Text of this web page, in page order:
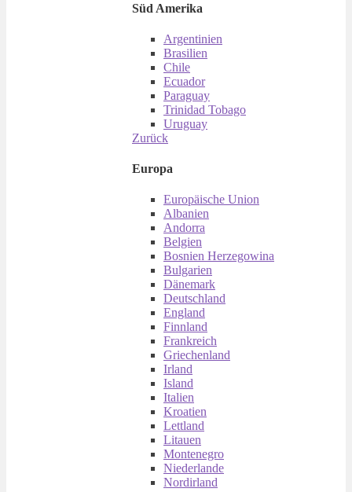
Süd Amerika
Argentinien
Brasilien
Chile
Ecuador
Paraguay
Trinidad Tobago
Uruguay
Zurück
Europa
Europäische Union
Albanien
Andorra
Belgien
Bosnien Herzegowina
Bulgarien
Dänemark
Deutschland
England
Finnland
Frankreich
Griechenland
Irland
Island
Italien
Kroatien
Lettland
Litauen
Montenegro
Niederlande
Nordirland